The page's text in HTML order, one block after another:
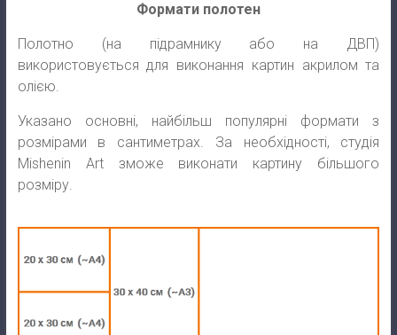
Формати полотен
Полотно (на підрамнику або на ДВП)
використовується для виконання картин акрилом та
олією.
Указано основні, найбільш популярні формати з
розмірами в сантиметрах. За необхідності, студія
Mishenin Art зможе виконати картину більшого
розміру.